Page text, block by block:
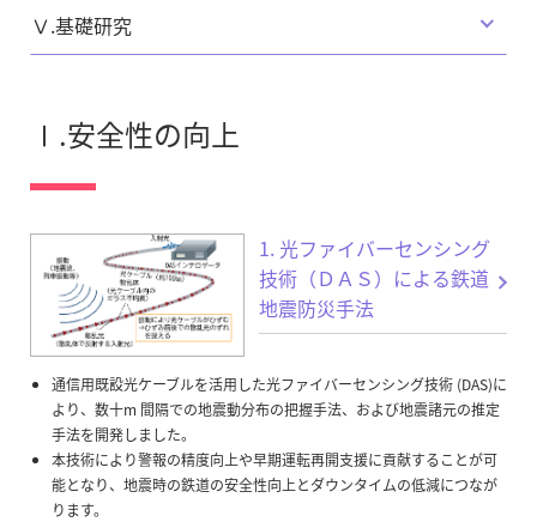
Ⅴ.基礎研究
Ⅰ.安全性の向上
1. 光ファイバーセンシング
技術（ＤＡＳ）による鉄道
地震防災手法
通信用既設光ケーブルを活用した光ファイバーセンシング技術 (DAS)に
より、数十m 間隔での地震動分布の把握手法、および地震諸元の推定
手法を開発しました。
本技術により警報の精度向上や早期運転再開支援に貢献することが可
能となり、地震時の鉄道の安全性向上とダウンタイムの低減につなが
ります。